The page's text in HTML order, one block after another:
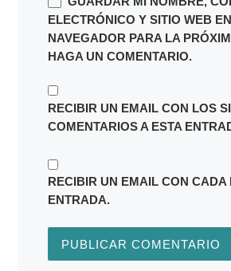
ELECTRÓNICO Y SITIO WEB
NAVEGADOR PARA LA
HAGA UN COMENTARIO.
RECIBIR UN EMAIL CON LOS
COMENTARIOS A ESTA
RECIBIR UN EMAIL CON CADA
ENTRADA.